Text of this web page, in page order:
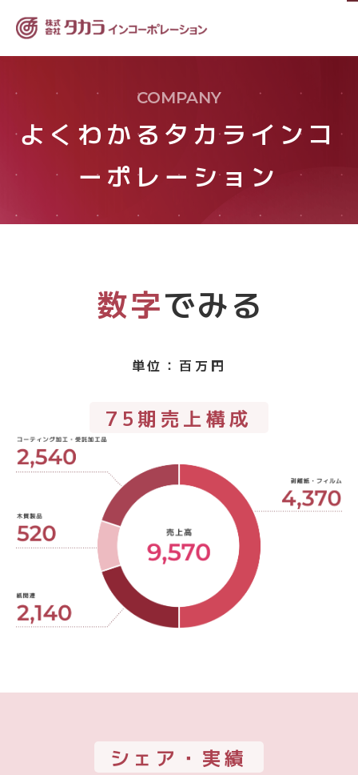
よくわかるタカラインコ
ーポレーション
数字でみる
単位：百万円
75期売上構成
シェア・実績